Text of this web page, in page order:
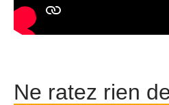
Ne ratez rien